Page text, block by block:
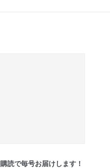
読で毎号お届けします！